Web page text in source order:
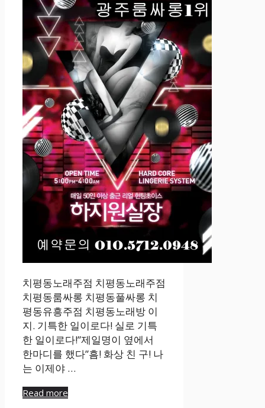
치평동노래주점 치평동노래주점
치평동룸싸롱 치평동풀싸롱 치
평동유흥주점 치평동노래방 이
지. 기특한 일이로다! 실로 기특
한 일이로다!”제일명이 옆에서
한마디를 했다”흠! 화상 친 구! 나
는 이제야 …
Read more